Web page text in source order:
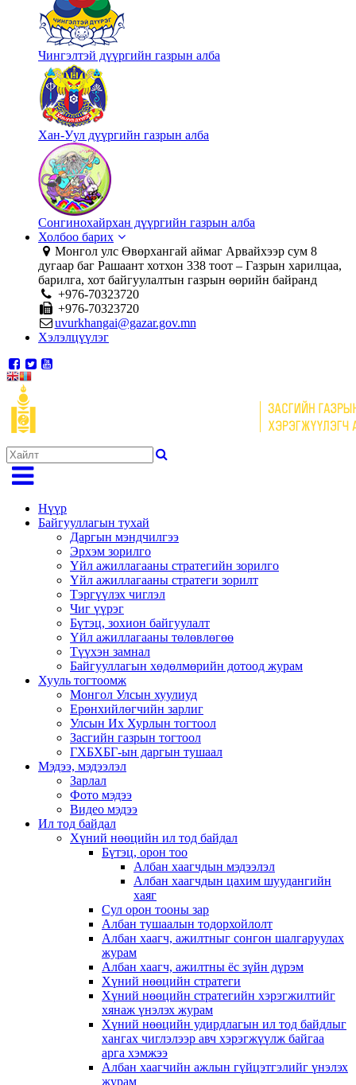
Чингэлтэй дүүргийн газрын алба
Хан-Уул дүүргийн газрын алба
Сонгинохайрхан дүүргийн газрын алба
Холбоо барих
Монгол улс Өвөрхангай аймаг Арвайхээр сум 8
дугаар баг Рашаант хотхон 338 тоот – Газрын харилцаа,
барилга, хот байгуулалтын газрын өөрийн байранд
+976-70323720
+976-70323720
uvurkhangai@gazar.gov.mn
Хэлэлцүүлэг
Нүүр
Байгууллагын тухай
Даргын мэндчилгээ
Эрхэм зорилго
Үйл ажиллагааны стратегийн зорилго
Үйл ажиллагааны стратеги зорилт
Тэргүүлэх чиглэл
Чиг үүрэг
Бүтэц, зохион байгуулалт
Үйл ажиллагааны төлөвлөгөө
Түүхэн замнал
Байгууллагын хөдөлмөрийн дотоод журам
Хууль тогтоомж
Монгол Улсын хуулиуд
Ерөнхийлөгчийн зарлиг
Улсын Их Хурлын тогтоол
Засгийн газрын тогтоол
ГХБХБГ-ын даргын тушаал
Мэдээ, мэдээлэл
Зарлал
Фото мэдээ
Видео мэдээ
Ил тод байдал
Хүний нөөцийн ил тод байдал
Бүтэц, орон тоо
Албан хаагчдын мэдээлэл
Албан хаагчдын цахим шуудангийн
хаяг
Сул орон тооны зар
Албан тушаалын тодорхойлолт
Албан хаагч, ажилтныг сонгон шалгаруулах
журам
Албан хаагч, ажилтны ёс зүйн дүрэм
Хүний нөөцийн стратеги
Хүний нөөцийн стратегийн хэрэгжилтийг
хянаж үнэлэх журам
Хүний нөөцийн удирдлагын ил тод байдлыг
хангах чиглэлээр авч хэрэгжүүлж байгаа
арга хэмжээ
Албан хаагчийн ажлын гүйцэтгэлийг үнэлэх
журам